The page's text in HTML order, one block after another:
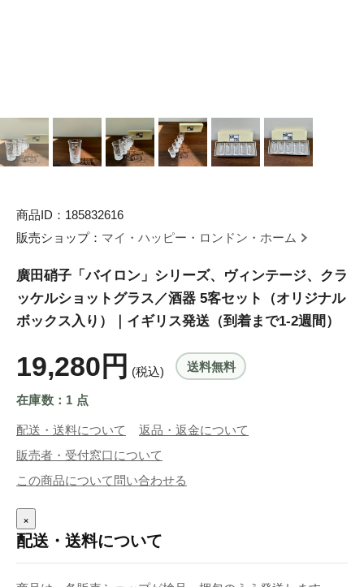
商品ID：185832616
販売ショップ： マイ・ハッピー・ロンドン・ホーム
廣田硝子「バイロン」シリーズ、ヴィンテージ、クラ
ッケルショットグラス／酒器 5客セット（オリジナル
ボックス入り）｜イギリス発送（到着まで1-2週間）
19,280円 (税込) 送料無料
在庫数：1 点
配送・送料について
返品・返金について
販売者・受付窓口について
この商品について問い合わせる
×
配送・送料について